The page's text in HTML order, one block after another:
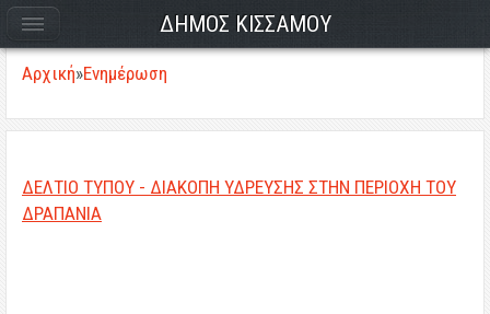
Αρχική»Ενημέρωση
ΔΕΛΤΙΟ ΤΥΠΟΥ - ΔΙΑΚΟΠΗ ΥΔΡΕΥΣΗΣ ΣΤΗΝ ΠΕΡΙΟΧΗ ΤΟΥ
ΔΡΑΠΑΝΙΑ
ΔΗΜΟΣ ΚΙΣΣΑΜΟΥ